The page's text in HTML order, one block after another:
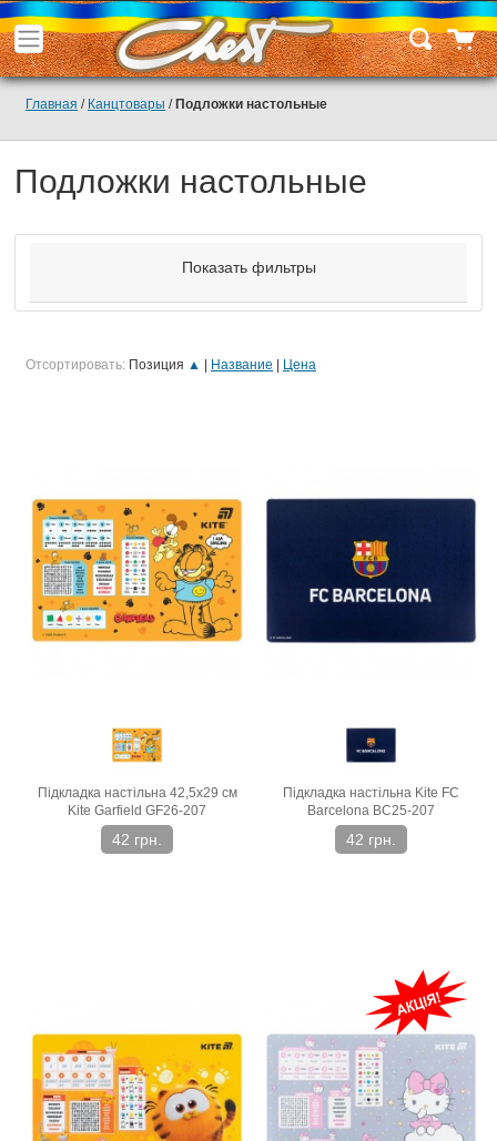
Главная / Канцтовары / Подложки настольные
Отсортировать: Позиция ▲ Название Цена
Підкладка настільна 42,5х29 см
Kite Garfield GF26-207
42 грн.
Підкладка настільна Kite FC
Barcelona BC25-207
42 грн.
Подложки настольные
Показать фильтры